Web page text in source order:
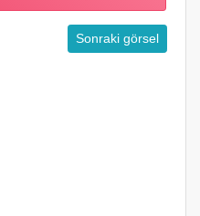
Sonraki görsel